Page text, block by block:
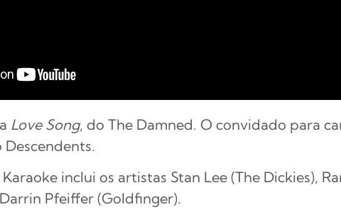
Love Song, do The Damned. O convidado para
inclui os artistas Stan Lee (The Dickies),
Pfeiffer (Goldfinger).